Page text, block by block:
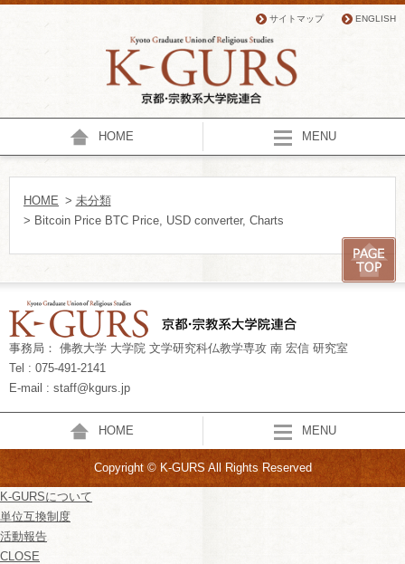
サイトマップ ENGLISH
HOME MENU
HOME > 未分類
> Bitcoin Price BTC Price, USD converter, Charts
事務局： 佛教大学 大学院 文学研究科仏教学専攻 南 宏信 研究室
Tel : 075-491-2141
E-mail : staff@kgurs.jp
HOME MENU
Copyright © K-GURS All Rights Reserved
K-GURSについて
単位互換制度
活動報告
CLOSE